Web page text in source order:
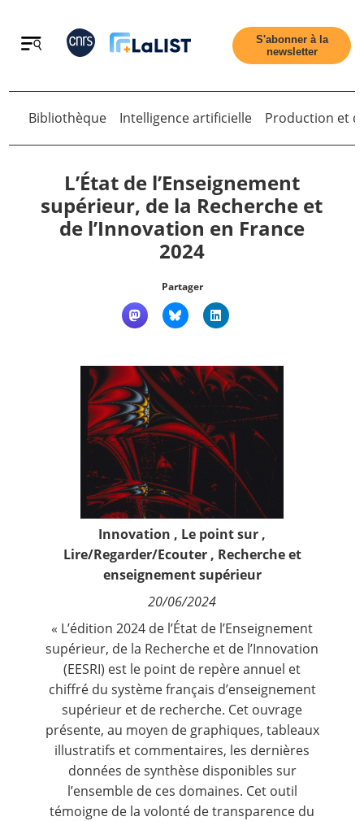
Retour
Accueil
Qui sommes nous ?
Nous suivre
S'abonner à la
newsletter
Retour
Bibliothèque Intelligence artificielle Production et
L’État de l’Enseignement
supérieur, de la Recherche et
de l’Innovation en France
2024
Partager
Innovation , Le point sur ,
Lire/Regarder/Ecouter, Recherche et
enseignement supérieur
20/06/2024
« L’édition 2024 de l’État de l’Enseignement
supérieur, de la Recherche et de l’Innovation
(EESRI) est le point de repère annuel et
chiffré du système français d’enseignement
supérieur et de recherche. Cet ouvrage
présente, au moyen de graphiques, tableaux
illustratifs et commentaires, les dernières
données de synthèse disponibles sur
l’ensemble de ces domaines. Cet outil
témoigne de la volonté de transparence du